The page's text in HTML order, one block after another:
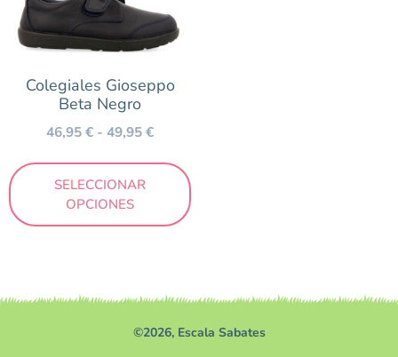
Colegiales Gioseppo
Beta Negro
46,95€ - 49,95€
SELECCIONAR
OPCIONES
©2026, Escala Sabates